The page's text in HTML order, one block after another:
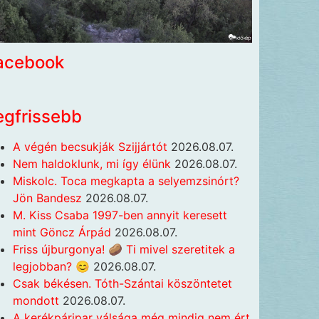
A végén becsukják Szijjártót 2026.08.07.
Nem haldoklunk, mi így élünk 2026.08.07.
Miskolc. Toca megkapta a selyemzsinórt?
Jön Bandesz 2026.08.07.
M. Kiss Csaba 1997-ben annyit keresett
mint Göncz Árpád 2026.08.07.
Friss újburgonya! 🥔 Ti mivel szeretitek a
legjobban? 😊 2026.08.07.
Csak békésen. Tóth-Szántai köszöntetet
mondott 2026.08.07.